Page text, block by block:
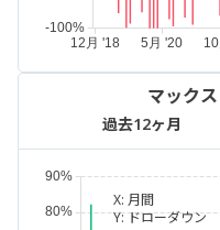
マック
過去12ヶ月
X: 月間
Y:ドローダウン